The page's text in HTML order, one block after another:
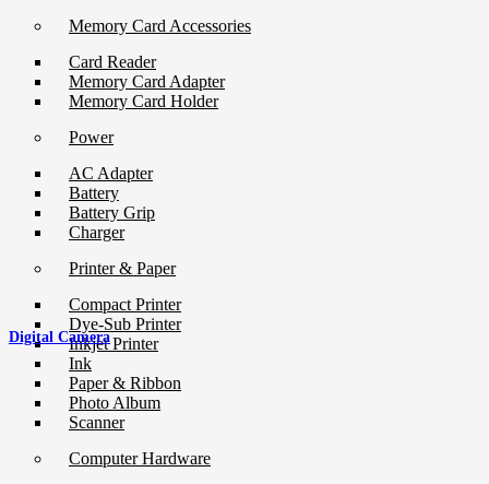
Memory Card Accessories
Card Reader
Memory Card Adapter
Memory Card Holder
Power
AC Adapter
Battery
Battery Grip
Charger
Printer & Paper
Compact Printer
Dye-Sub Printer
Inkjet Printer
Ink
Paper & Ribbon
Photo Album
Scanner
Computer Hardware
Digital Camera